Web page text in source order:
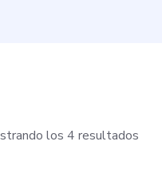
los 4 resultados